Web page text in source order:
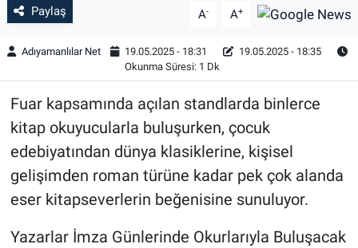
Paylaş A- A+
Adıyamanlılar Net 19.05.2025 - 18:31
19.05.2025 - 18:35
Okunma Süresi: 1 Dk
Fuar kapsamında açılan standlarda binlerce
kitap okuyucularla buluşurken, çocuk
edebiyatından dünya klasiklerine, kişisel
gelişimden roman türüne kadar pek çok alanda
eser kitapseverlerin beğenisine sunuluyor.
Yazarlar İmza Günlerinde Okurlarıyla Buluşacak
Şambayat Haber